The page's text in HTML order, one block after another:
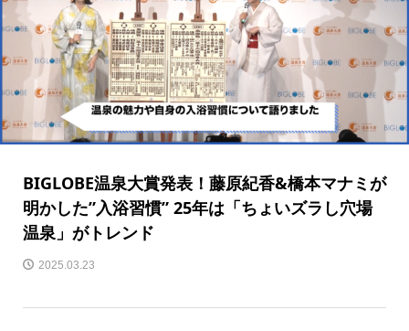
BIGLOBE温泉大賞発表！藤原紀香&橋本マナミが
明かした”入浴習慣” 25年は「ちょいズラし穴場
温泉」がトレンド
2025.03.23